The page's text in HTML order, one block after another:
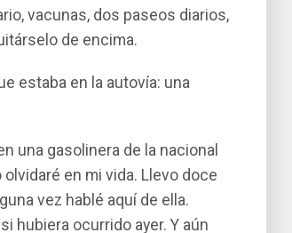
vacunas, dos paseos diarios,
de encima.
estaba en la autoví­a: una
una gasolinera de la nacional
en mi vida. Llevo doce
vez hablé aquí­ de ella.
hubiera ocurrido ayer. Y aún